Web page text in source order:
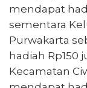
mendapat
sementara
Purwakarta
hadiah Rp150
Kecamatan